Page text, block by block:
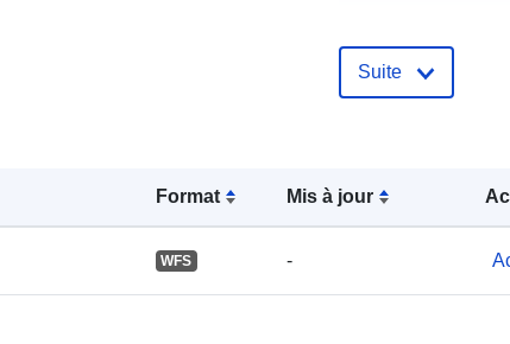
Format Mis à jour
WFS -
Compte rendu du
catalogue:
Suite